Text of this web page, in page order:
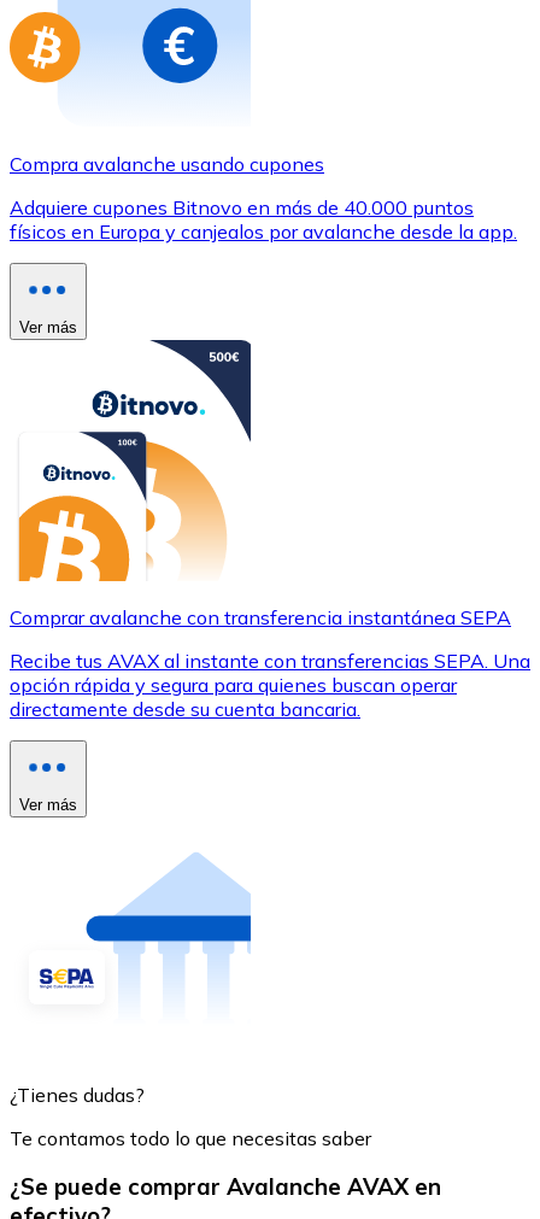
Compra avalanche usando cupones
Adquiere cupones Bitnovo en más de 40.000 puntos
físicos en Europa y canjealos por avalanche desde la app.
Ver más
Comprar avalanche con transferencia instantánea SEPA
Recibe tus AVAX al instante con transferencias SEPA. Una
opción rápida y segura para quienes buscan operar
directamente desde su cuenta bancaria.
Ver más
¿Tienes dudas?
Te contamos todo lo que necesitas saber
¿Se puede comprar Avalanche AVAX en